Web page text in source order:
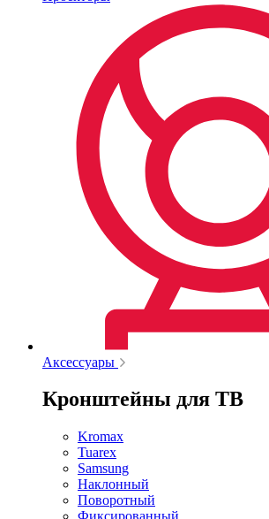
Аксессуары
Кронштейны для ТВ
Kromax
Tuarex
Samsung
Наклонный
Поворотный